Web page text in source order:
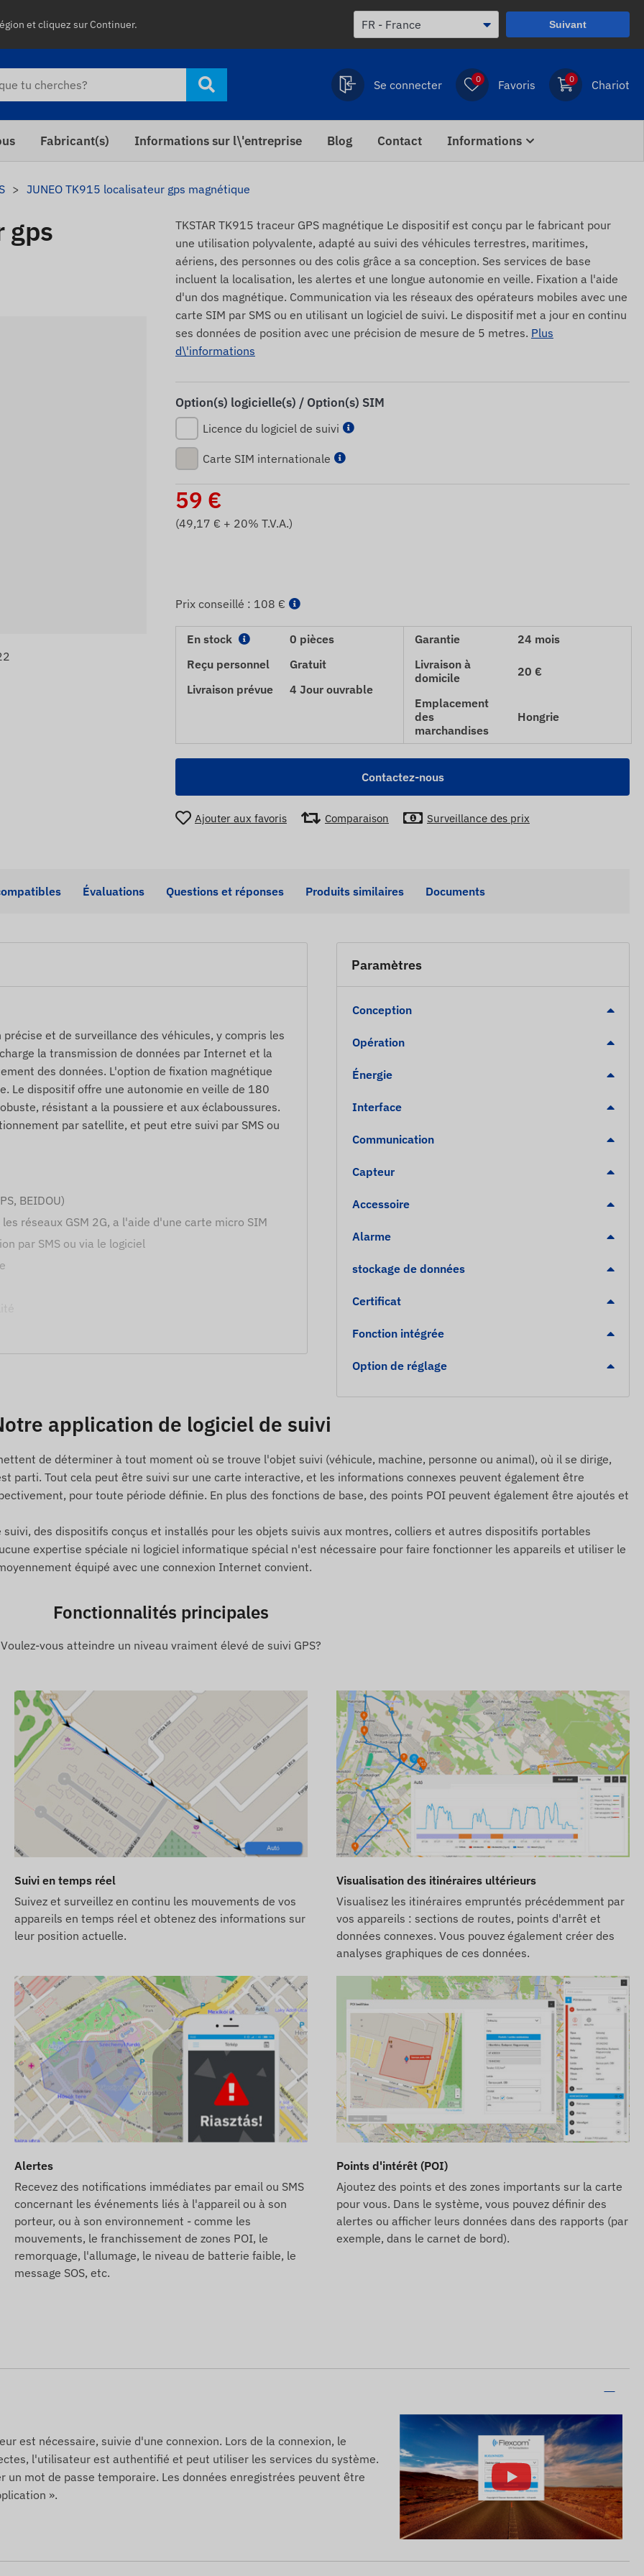
et cliquez sur Continuer. Suivant
Se connecter 0 Favoris 0 Chariot
Fabricant(s) Informations sur l\'entreprise Blog Contact Informations
JUNEO TK915 localisateur gps magnétique
gps
TKSTAR TK915 traceur GPS magnétique Le dispositif est conçu par le fabricant pour
une utilisation polyvalente, adapté au suivi des véhicules terrestres, maritimes,
aériens, des personnes ou des colis grâce a sa conception. Ses services de base
incluent la localisation, les alertes et une longue autonomie en veille. Fixation a l'aide
d'un dos magnétique. Communication via les réseaux des opérateurs mobiles avec une
carte SIM par SMS ou en utilisant un logiciel de suivi. Le dispositif met a jour en continu
ses données de position avec une précision de mesure de 5 metres. Plus
d\'informations
Option(s) logicielle(s) / Option(s) SIM
Licence du logiciel de suivi
Carte SIM internationale
59 €
(49,17 € + 20% T.V.A.)
Prix ​​conseillé : 108 €
En stock
0 pièces
Reçu personnel
Gratuit
Livraison prévue
4 Jour ouvrable
Garantie
24 mois
Livraison à
domicile
20 €
Emplacement
des
marchandises
Hongrie
Contactez-nous
Ajouter aux favoris Comparaison Surveillance des prix
Évaluations Questions et réponses Produits similaires Documents
et de surveillance des véhicules, y compris les
la transmission de données par Internet et la
des données. L'option de fixation magnétique
Le dispositif offre une autonomie en veille de 180
résistant a la poussiere et aux éclaboussures.
par satellite, et peut etre suivi par SMS ou
BEIDOU)
réseaux GSM 2G, a l'aide d'une carte micro SIM
par SMS ou via le logiciel
active avec les systemes de satellites de
Ces connexions assurent la collecte et la
le téléphone du propriétaire ou, en cas d'utilisation
de traitement des données. L'appareil communique
(remplaçable).
suivantes :
logiciel), il sera livré avec les parametres d'usine.
sans carte SIM, l'appareil sera livré enregistré
et l'utilisation de la carte SIM restent a votre
SIM chez nous, l'appareil et la carte SIM seront
du maintien en service de la carte – vous
service d'alerte par SMS en plus des notifications
dans notre boutique en ligne parmi les produits
réseau a déja été désactivé par certains
en Suisse) et il est prévu qu'il soit uniformément
le cas d'un pays ou d'une région spécifique, il est
mais si vous prévoyez a long terme, nous vous
réseau 4G.
sont basées sur les informations publiées par le
Paramètres
Conception
Opération
Énergie
Interface
Communication
Capteur
Accessoire
Alarme
stockage de données
Certificat
Fonction intégrée
Option de réglage
application de logiciel de suivi
de déterminer à tout moment où se trouve l'objet suivi (véhicule, machine, personne ou animal), où il se dirige,
parti. Tout cela peut être suivi sur une carte interactive, et les informations connexes peuvent également être
pour toute période définie. En plus des fonctions de base, des points POI peuvent également être ajoutés et
des dispositifs conçus et installés pour les objets suivis aux montres, colliers et autres dispositifs portables
expertise spéciale ni logiciel informatique spécial n'est nécessaire pour faire fonctionner les appareils et utiliser le
équipé avec une connexion Internet convient.
Fonctionnalités principales
Voulez-vous atteindre un niveau vraiment élevé de suivi GPS?
Suivi en temps réel
Suivez et surveillez en continu les mouvements de vos
appareils en temps réel et obtenez des informations sur
leur position actuelle.
Visualisation des itinéraires ultérieurs
Visualisez les itinéraires empruntés précédemment par
vos appareils : sections de routes, points d'arrêt et
données connexes. Vous pouvez également créer des
analyses graphiques de ces données.
Alertes
Recevez des notifications immédiates par email ou SMS
concernant les événements liés à l'appareil ou à son
porteur, ou à son environnement - comme les
mouvements, le franchissement de zones POI, le
remorquage, l'allumage, le niveau de batterie faible, le
message SOS, etc.
Points d'intérêt (POI)
Ajoutez des points et des zones importants sur la carte
pour vous. Dans le système, vous pouvez définir des
alertes ou afficher leurs données dans des rapports (par
exemple, dans le carnet de bord).
est nécessaire, suivie d'une connexion. Lors de la connexion, le
l'utilisateur est authentifié et peut utiliser les services du système.
un mot de passe temporaire. Les données enregistrées peuvent être
».